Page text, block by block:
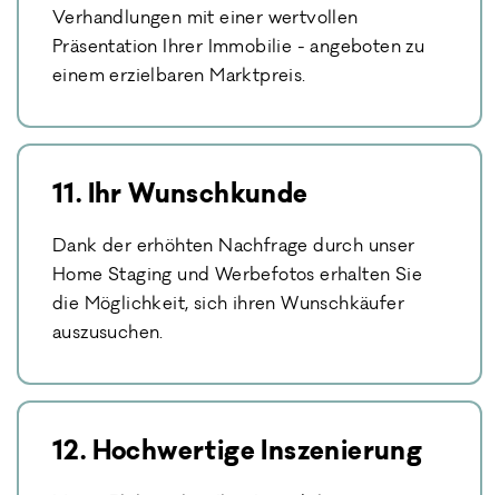
Verhandlungen mit einer wertvollen
Präsentation Ihrer Immobilie - angeboten zu
einem erzielbaren Marktpreis.
11. Ihr Wunschkunde
Dank der erhöhten Nachfrage durch unser
Home Staging und Werbefotos erhalten Sie
die Möglichkeit, sich ihren Wunschkäufer
auszusuchen.
12. Hochwertige Inszenierung